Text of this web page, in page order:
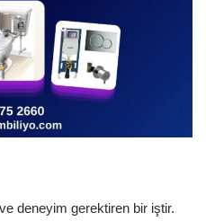
deneyim gerektiren bir iştir.